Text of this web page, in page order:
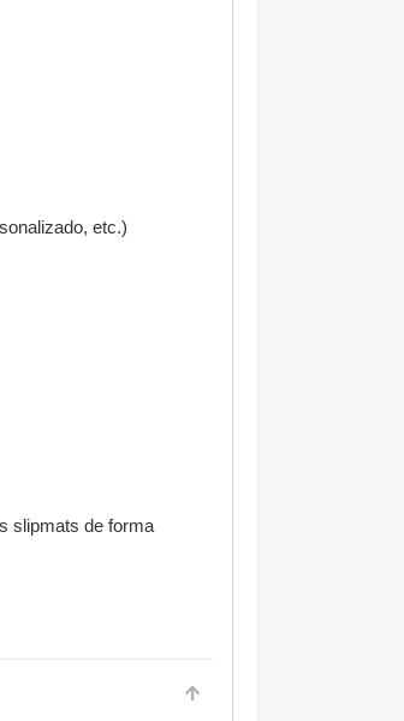
etc.)
slipmats de forma